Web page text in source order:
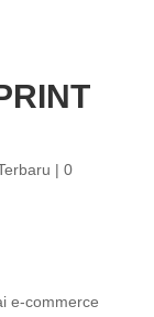
| 0
e-commerce